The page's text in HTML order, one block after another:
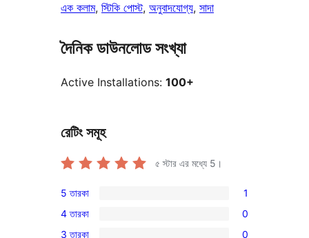
এক কলাম, স্টিকি পোস্ট, অনুবাদযোগ্য, সাদা
দৈনিক ডাউনলোড সংখ্যা
Active Installations: 100+
রেটিং সমূহ
৫ স্টার এর মধ্যে 5 ।
1টি
5-
5 তারকা 1
0টি
4 তারকা 0
3 তারকা 0